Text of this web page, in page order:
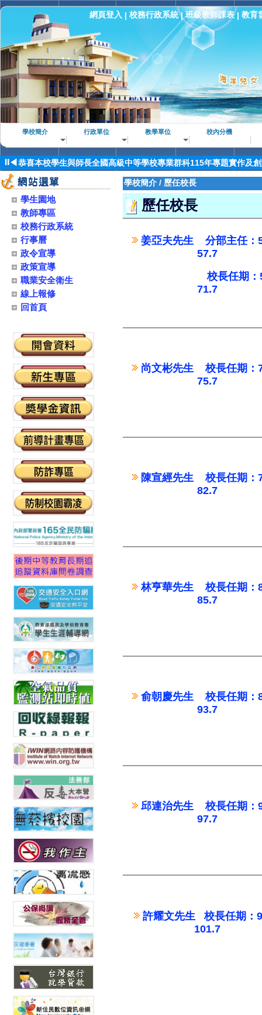
網頁登入 | 校務行政系統|班級教師課表| 教育
學校簡介 行政單位 教學單位 校內分機
⏸◀
恭賀本校郭昱廷同學錄取國立高雄科技大學!
恭賀本校林祐良同學錄取國立高雄科技大學!
恭賀本校王健安同學錄取國立高雄科技大學!
恭賀本校林昱佑同學錄取國立高雄科技大學!
恭賀本校蔡翔字同學錄取國立高雄科技大學!
恭喜本校學生與師長全國高級中等學校專業群科115年專題實作及
恭賀本校許○祥同學錄取國立台灣大學研究所！
恭喜本校114學年度全國高級中等學校家事類技藝競賽榮獲佳績！
恭喜本校學生與師長114學年度全國高級中等學校海事水產類技藝
賀家政科、養殖科榮獲114年全國專題實作及創意競賽-專題組水產
賀！電子科榮獲2024第35屆AERC亞洲機器人運動競技大賽佳作
學生園地
教師專區
校務行政系統
行事曆
政令宣導
政策宣導
職業安全衛生
線上報修
回首頁
學校簡介 / 歷任校長
歷任校長
姜亞夫先生 分部主任：
57.7
校長任期：
71.7
尚文彬先生 校長任期：
75.7
陳宣經先生 校長任期：
82.7
林亨華先生 校長任期：
85.7
俞朝慶先生 校長任期：
93.7
邱連治先生 校長任期：
97.7
許耀文先生 校長任期：
101.7